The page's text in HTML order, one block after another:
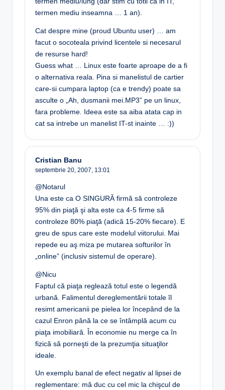
termen mediu inseamna … 1 an).
Cat despre mine (proud Ubuntu user) … am
facut o socoteala privind licentele si necesarul
de resurse hard!
Guess what … Linux este foarte aproape de a fi
o alternativa reala. Pina si manelistul de cartier
care-si cumpara laptop (ca e trendy) poate sa
asculte o „Ah, dusmanii mei.MP3” pe un linux,
fara probleme. Ideea este sa aiba atata cap in
cat sa intrebe un manelist IT-st inainte … :))
Cristian Banu
septembrie 20, 2007, 13:01
@Notarul
Una este ca O SINGURĂ firmă să controleze
95% din piaţă şi alta este ca 4-5 firme să
controleze 80% piaţă (adică 15-20% fiecare). E
greu de spus care este modelul viitorului. Mai
repede eu aş miza pe mutarea softurilor în
„online” (inclusiv sistemul de operare).
@Nicu
Faptul că piaţa reglează totul este o legendă
urbană. Falimentul dereglementării totale îl
resimt americanii pe pielea lor începând de la
cazul Enron până la ce se întâmplă acum cu
piaţa imobiliară. În economie nu merge ca în
fizică să porneşti de la prezumţia situaţilor
ideale.
Un exemplu banal de efect negativ al lipsei de
reglementare: mă duc cu cel mic la chişcul de